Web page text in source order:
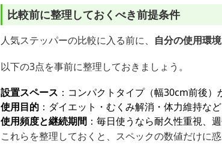
比較前に整理しておくべき前提条件
人気ステッパーの比較に入る前に、 自分の使用環
以下の3点を事前に整理しておきましょう。
設置スペース ：コンパクトタイプ（幅30cm前後
使用目的 ：ダイエット・むくみ解消・体力維持な
使用頻度と継続期間 ：毎日使うなら耐久性重視、
これらを整理しておくと、スペックの数値だけに惑